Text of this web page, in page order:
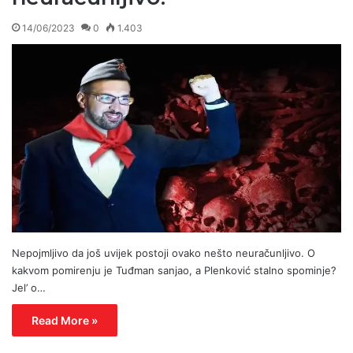
14/06/2023 0 1.403
Nepojmljivo da još uvijek postoji ovako nešto neuračunljivo. O
kakvom pomirenju je Tuđman sanjao, a Plenković stalno spominje?
Jel’ o…
Read More »